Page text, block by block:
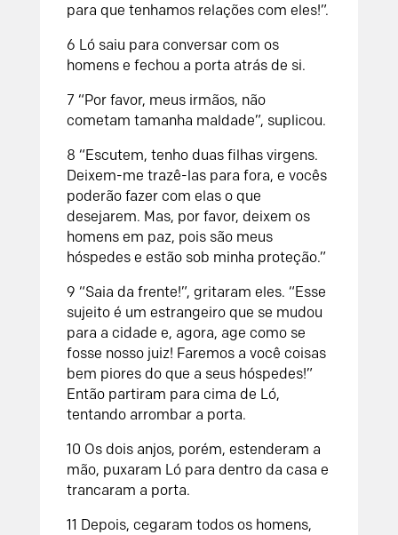
para que tenhamos relações com eles!”.
6 Ló saiu para conversar com os
homens e fechou a porta atrás de si.
7 “Por favor, meus irmãos, não
cometam tamanha maldade”, suplicou.
8 “Escutem, tenho duas filhas virgens.
Deixem-me trazê-las para fora, e vocês
poderão fazer com elas o que
desejarem. Mas, por favor, deixem os
homens em paz, pois são meus
hóspedes e estão sob minha proteção.”
9 “Saia da frente!”, gritaram eles. “Esse
sujeito é um estrangeiro que se mudou
para a cidade e, agora, age como se
fosse nosso juiz! Faremos a você coisas
bem piores do que a seus hóspedes!”
Então partiram para cima de Ló,
tentando arrombar a porta.
10 Os dois anjos, porém, estenderam a
mão, puxaram Ló para dentro da casa e
trancaram a porta.
11 Depois, cegaram todos os homens,